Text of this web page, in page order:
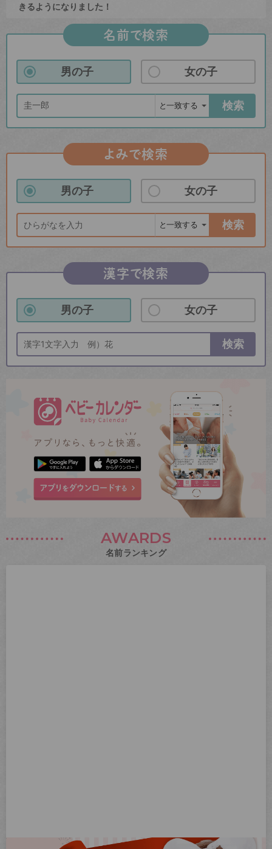
きるようになりました！
名前で検索
男の子 女の子
検索
よみで検索
男の子 女の子
検索
漢字で検索
男の子 女の子
検索
AWARDS
名前ランキング